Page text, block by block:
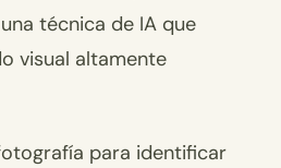
técnica de IA que
visual altamente
para identificar